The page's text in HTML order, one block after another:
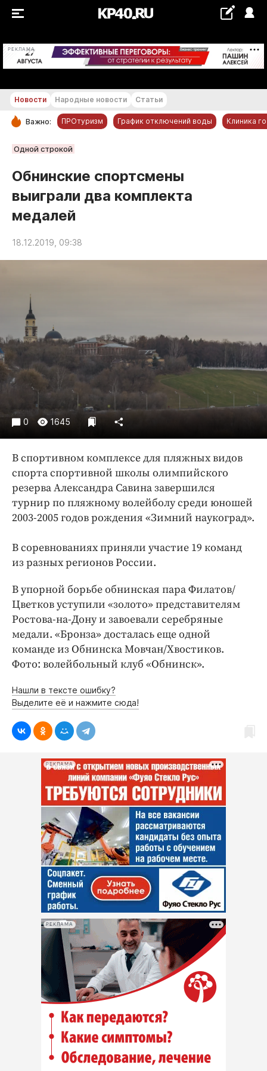
РЕКЛАМА +19...+20 °С
РУБРИКИ
Новости компаний
Статьи
Народные новости
Авто и транспорт
Благоустройство
Образование
Общество
Погода
Праздники
Происшествия
Спорт
Экономика и бизнес
ПРОЕКТЫ
Блоги
Издания
Медиаперсона
Работодатель года
Новости Народные новости Статьи
Важно: ПРОтуризм График отключений воды Клиника
Одной строкой
Обнинские спортсмены
выиграли два комплекта
медалей
18.12.2019, 09:38
0 1645
В спортивном комплексе для пляжных видов
спорта спортивной школы олимпийского
резерва Александра Савина завершился
турнир по пляжному волейболу среди юношей
2003-2005 годов рождения «Зимний наукоград».
В соревнованиях приняли участие 19 команд
из разных регионов России.
В упорной борьбе обнинская пара Филатов/
Цветков уступили «золото» представителям
Ростова-на-Дону и завоевали серебряные
медали. «Бронза» досталась еще одной
команде из Обнинска Мовчан/Хвостиков.
Фото: волейбольный клуб «Обнинск».
Нашли в тексте ошибку?
Выделите её и нажмите сюда!
РЕКЛАМА
РЕКЛАМА